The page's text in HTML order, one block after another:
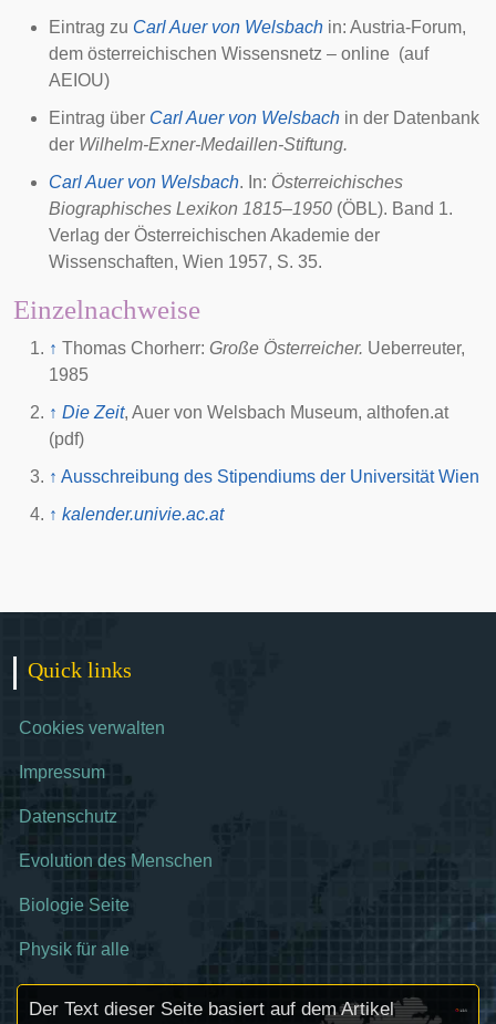
Eintrag zu Carl Auer von Welsbach in: Austria-Forum,
dem österreichischen Wissensnetz – online (auf
AEIOU)
Eintrag über Carl Auer von Welsbach in der Datenbank
der Wilhelm-Exner-Medaillen-Stiftung.
Carl Auer von Welsbach. In: Österreichisches
Biographisches Lexikon 1815–1950 (ÖBL). Band 1.
Verlag der Österreichischen Akademie der
Wissenschaften, Wien 1957, S. 35.
Einzelnachweise
↑ Thomas Chorherr: Große Österreicher. Ueberreuter,
1985
↑ Die Zeit, Auer von Welsbach Museum, althofen.at
(pdf)
↑ Ausschreibung des Stipendiums der Universität Wien
↑ kalender.univie.ac.at
Quick links
Cookies verwalten
Impressum
Datenschutz
Evolution des Menschen
Biologie Seite
Physik für alle
Der Text dieser Seite basiert auf dem Artikel